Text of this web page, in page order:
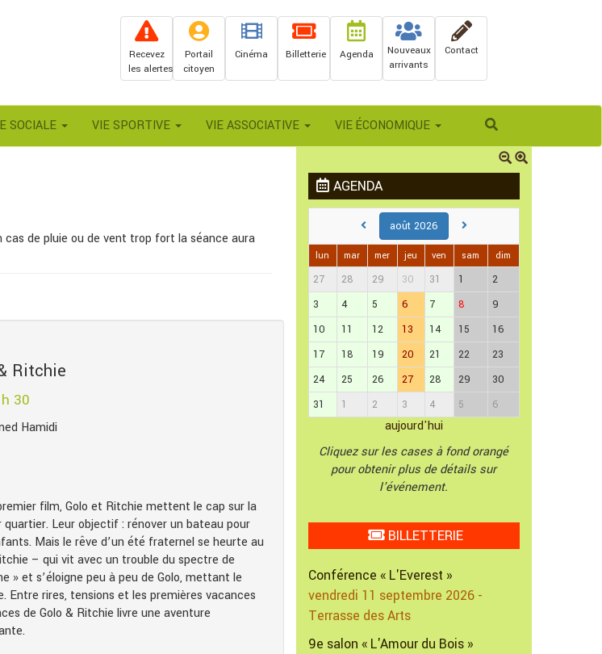
Contact
Nouveaux
arrivants
Agenda
Billetterie
Cinéma
Portail
citoyen
Recevez
les alertes
Rechercher
SOCIALE VIE SPORTIVE VIE ASSOCIATIVE VIE ÉCONOMIQUE
de pluie ou de vent trop fort la séance aura
Ritchie
30
Hamidi
film, Golo et Ritchie mettent le cap sur la
quartier. Leur objectif : rénover un bateau pour
Mais le rêve d’un été fraternel se heurte au
– qui vit avec un trouble du spectre de
» et s’éloigne peu à peu de Golo, mettant le
Entre rires, tensions et les premières vacances
de Golo & Ritchie livre une aventure
AGENDA
août 2026
lun mar mer jeu ven sam dim
27 28 29 30 31 1
2
3
4 5 6 7 8
9
10
11 12 13 14 15
16
17
18 19 20 21 22
23
24
25 26 27 28 29
30
31
1 2 3 4 5 6
aujourd'hui
Cliquez sur les cases à fond orangé
pour obtenir plus de détails sur
l'événement.
BILLETTERIE
Conférence « L'Everest »
vendredi 11 septembre 2026 -
Terrasse des Arts
9e salon « L'Amour du Bois »